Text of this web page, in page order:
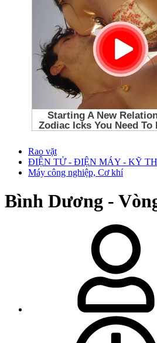
Rao vặt
ĐIỆN TỬ - ĐIỆN MÁY - KỸ
Máy công nghiệp, Cơ khí
Bình Dương -